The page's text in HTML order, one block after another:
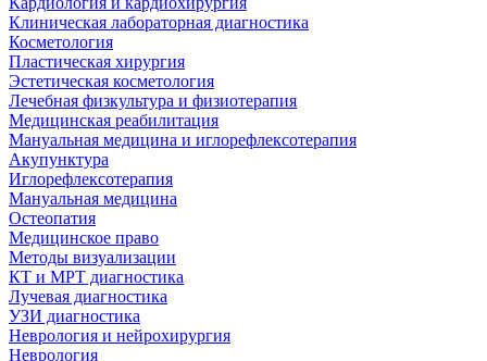
Клиническая лабораторная диагностика
Косметология
Пластическая хирургия
Эстетическая косметология
Лечебная физкультура и физиотерапия
Медицинская реабилитация
Мануальная медицина и иглорефлексотерапия
Акупунктура
Иглорефлексотерапия
Мануальная медицина
Остеопатия
Медицинское право
Методы визуализации
КТ и МРТ диагностика
Лучевая диагностика
УЗИ диагностика
Неврология и нейрохирургия
Неврология